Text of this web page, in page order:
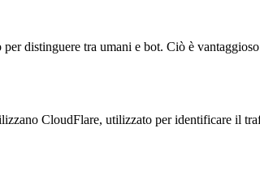
distinguere tra umani e bot. Ciò è
CloudFlare, utilizzato per identificare il